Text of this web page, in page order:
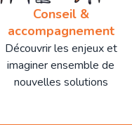
Conseil &
accompagnement
Découvrir les enjeux et
imaginer ensemble de
nouvelles solutions